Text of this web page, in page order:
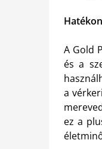
A Gold
és a
a
ez a